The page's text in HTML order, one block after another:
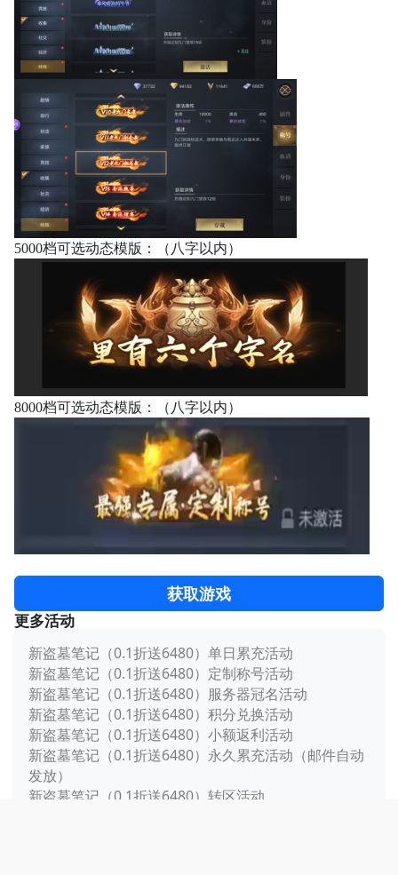
5000档可选动态模版：（八字以内）
8000档可选动态模版：（八字以内）
获取游戏
更多活动
新盗墓笔记（0.1折送6480）单日累充活动
新盗墓笔记（0.1折送6480）定制称号活动
新盗墓笔记（0.1折送6480）服务器冠名活动
新盗墓笔记（0.1折送6480）积分兑换活动
新盗墓笔记（0.1折送6480）小额返利活动
新盗墓笔记（0.1折送6480）永久累充活动（邮件自动
发放）
新盗墓笔记（0.1折送6480）转区活动